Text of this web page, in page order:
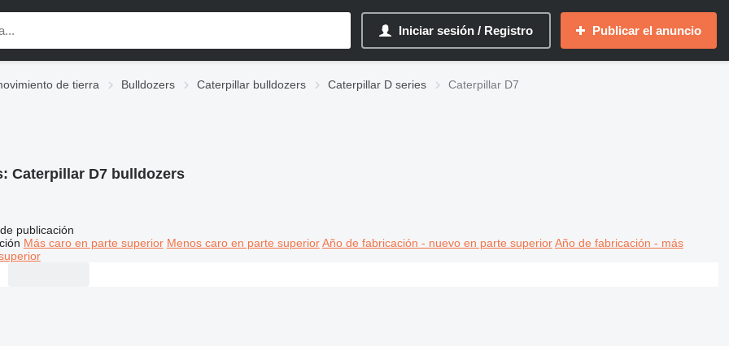
Iniciar sesión / Registro Publicar el anuncio
de tierra Bulldozers Caterpillar bulldozers Caterpillar D series Caterpillar D7
Caterpillar D7 bulldozers
publicación
Más caro en parte superior Menos caro en parte superior Año de fabricación - nuevo en parte superior Año de fabricación - más